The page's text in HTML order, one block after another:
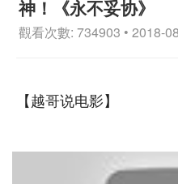
神！《永不妥协》
觀看次數: 734903 • 2018-
【越哥说电影】